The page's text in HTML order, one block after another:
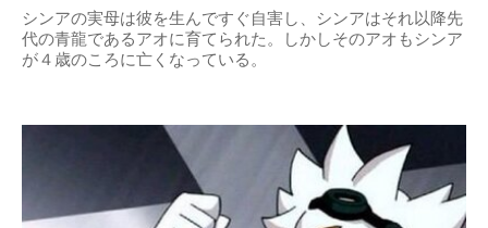
シンアの実母は彼を生んですぐ自害し、シンアはそれ以降先
代の青龍であるアオに育てられた。しかしそのアオもシンア
が４歳のころに亡くなっている。